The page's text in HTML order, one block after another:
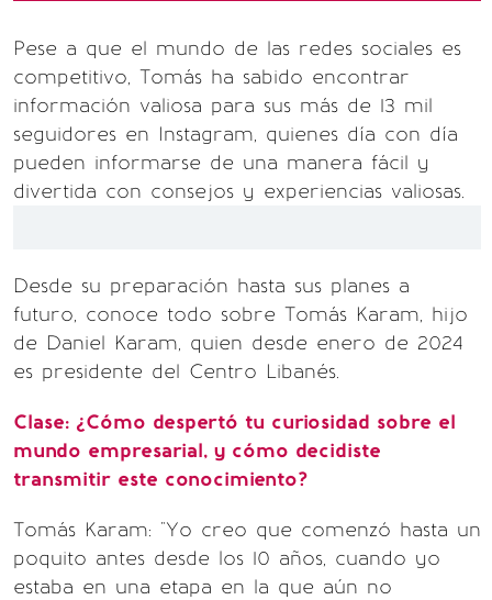
Pese a que el mundo de las redes sociales es
competitivo, Tomás ha sabido encontrar
información valiosa para sus más de 13 mil
seguidores en Instagram, quienes día con día
pueden informarse de una manera fácil y
divertida con consejos y experiencias valiosas.
Desde su preparación hasta sus planes a
futuro, conoce todo sobre Tomás Karam, hijo
de Daniel Karam, quien desde enero de 2024
es presidente del Centro Libanés.
Clase: ¿Cómo despertó tu curiosidad sobre el
mundo empresarial, y cómo decidiste
transmitir este conocimiento?
Tomás Karam: "Yo creo que comenzó hasta un
poquito antes desde los 10 años, cuando yo
estaba en una etapa en la que aún no